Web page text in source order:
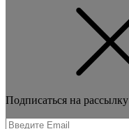
Подписаться на рассылку